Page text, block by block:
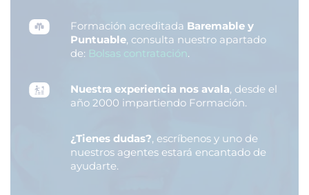
Formación acreditada Baremable y
Puntuable, consulta nuestro apartado
de: Bolsas contratación.
Nuestra experiencia nos avala, desde el
año 2000 impartiendo Formación.
¿Tienes dudas?, escríbenos y uno de
nuestros agentes estará encantado de
ayudarte.